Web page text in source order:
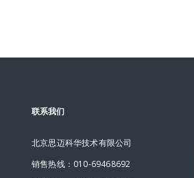
联系我们
北京思迈科华技术有限公司
销售热线：010-69468692